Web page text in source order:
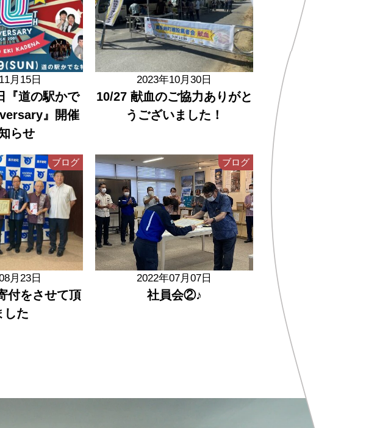
月15日
『道の駅かで
』開催
らせ
2023年10月30日
10/27 献血のご協力ありがと
うございました！
ブログ
月23日
付をさせて頂
した
ブログ
2022年07月07日
社員会②♪